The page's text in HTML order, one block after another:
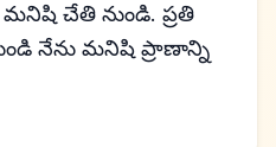
చేతి నుండి. ప్రతి
నేను మనిషి ప్రాణాన్ని